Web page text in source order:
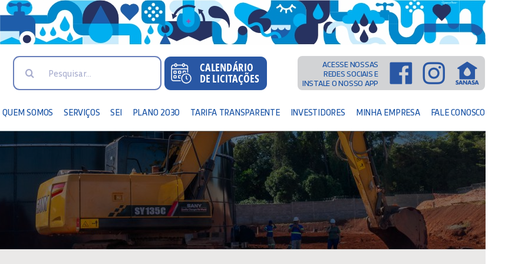
Search
ACESSE NOSSAS
REDES SOCIAIS E
INSTALE O NOSSO APP
QUEM SOMOS SERVIÇOS SEI PLANO 2030 TARIFA TRANSPARENTE INVESTIDORES MINHA EMPRESA FALE CONOSCO